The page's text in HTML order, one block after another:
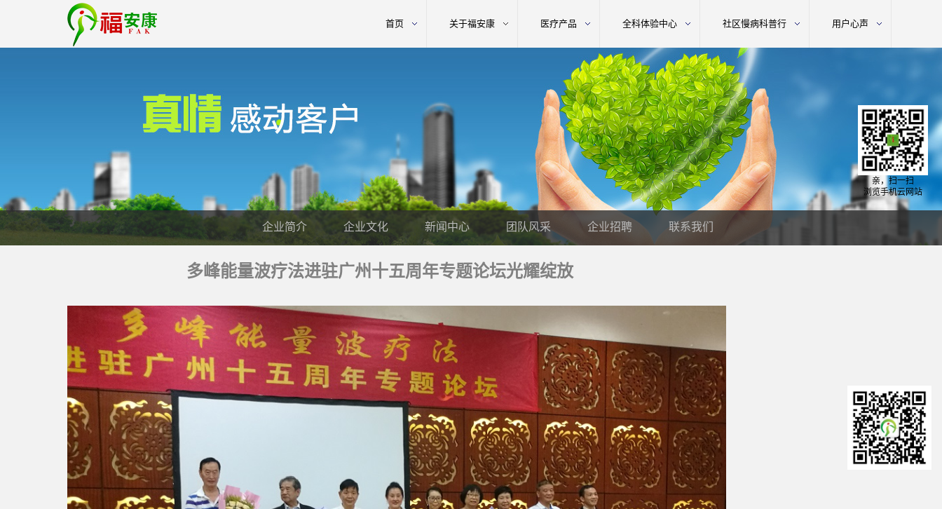
首页 关于福安康 医疗产品 全科体验中心 社区慢病科普行 用户心声
企业简介 企业文化 新闻中心 团队风采 企业招聘 联系我们
多峰能量波疗法进驻广州十五周年专题论坛光耀绽放
亲，扫一扫
浏览手机云网站